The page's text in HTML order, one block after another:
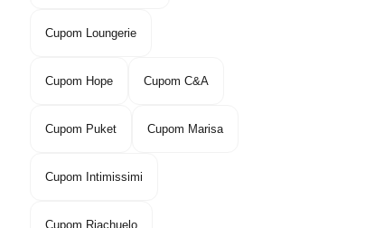
Cupom Loungerie
Cupom Hope Cupom C&A
Cupom Puket Cupom Marisa
Cupom Intimissimi
Cupom Riachuelo